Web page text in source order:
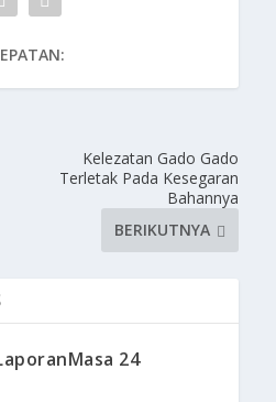
Kelezatan Gado Gado
Terletak Pada Kesegaran
Bahannya
BERIKUTNYA
24